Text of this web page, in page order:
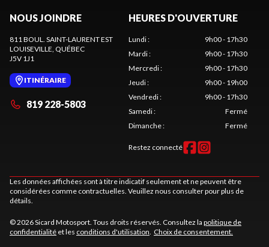
NOUS JOINDRE
811 BOUL. SAINT-LAURENT EST
LOUISEVILLE, QUÉBEC
J5V 1J1
ITINÉRAIRE
819 228-5803
HEURES D'OUVERTURE
Lundi:
9h00 - 17h30
Mardi:
9h00 - 17h30
Mercredi:
9h00 - 17h30
Jeudi:
9h00 - 19h00
Vendredi:
9h00 - 17h30
Samedi:
Fermé
Dimanche: Fermé
Restez connecté
Les données affichées sont à titre indicatif seulement et ne peuvent être
considérées comme contractuelles. Veuillez nous consulter pour plus de
détails.
© 2026 Sicard Motosport. Tous droits réservés. Consultez la politique de
confidentialité et les conditions d'utilisation. Choix de consentement.